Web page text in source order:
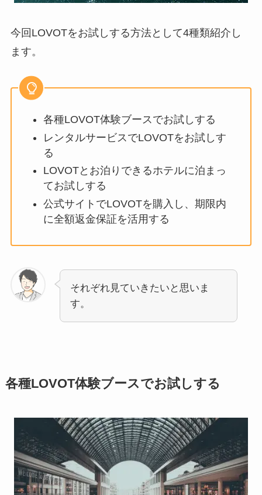
今回LOVOTをお試しする方法として4種類紹介し
ます。
各種LOVOT体験ブースでお試しする
レンタルサービスでLOVOTをお試しす
る
LOVOTとお泊りできるホテルに泊まっ
てお試しする
公式サイトでLOVOTを購入し、期限内
に全額返金保証を活用する
それぞれ見ていきたいと思いま
す。
各種LOVOT体験ブースでお試しする